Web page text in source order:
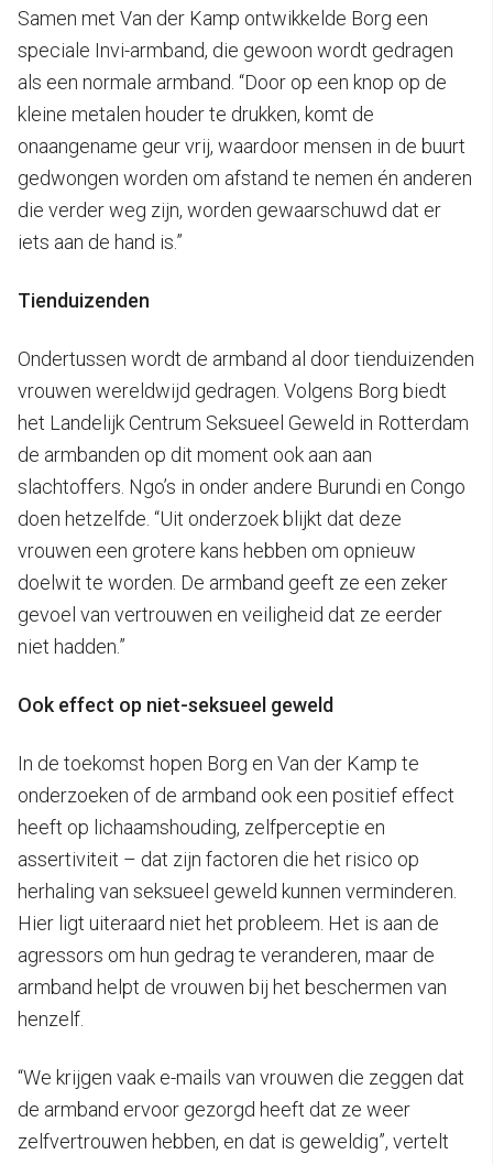
Samen met Van der Kamp ontwikkelde Borg een
speciale Invi-armband, die gewoon wordt gedragen
als een normale armband. “Door op een knop op de
kleine metalen houder te drukken, komt de
onaangename geur vrij, waardoor mensen in de buurt
gedwongen worden om afstand te nemen én anderen
die verder weg zijn, worden gewaarschuwd dat er
iets aan de hand is.”
Tienduizenden
Ondertussen wordt de armband al door tienduizenden
vrouwen wereldwijd gedragen. Volgens Borg biedt
het Landelijk Centrum Seksueel Geweld in Rotterdam
de armbanden op dit moment ook aan aan
slachtoffers. Ngo’s in onder andere Burundi en Congo
doen hetzelfde. “Uit onderzoek blijkt dat deze
vrouwen een grotere kans hebben om opnieuw
doelwit te worden. De armband geeft ze een zeker
gevoel van vertrouwen en veiligheid dat ze eerder
niet hadden.”
Ook effect op niet-seksueel geweld
In de toekomst hopen Borg en Van der Kamp te
onderzoeken of de armband ook een positief effect
heeft op lichaamshouding, zelfperceptie en
assertiviteit – dat zijn factoren die het risico op
herhaling van seksueel geweld kunnen verminderen.
Hier ligt uiteraard niet het probleem. Het is aan de
agressors om hun gedrag te veranderen, maar de
armband helpt de vrouwen bij het beschermen van
henzelf.
“We krijgen vaak e-mails van vrouwen die zeggen dat
de armband ervoor gezorgd heeft dat ze weer
zelfvertrouwen hebben, en dat is geweldig”, vertelt